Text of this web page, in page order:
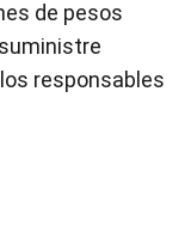
de pesos
responsables